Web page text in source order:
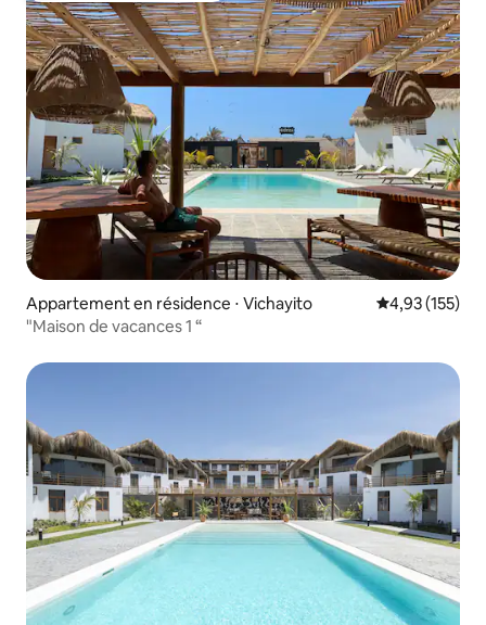
Appartement en résidence ⋅ Vichayito Évaluation
4,93 (155)
"Maison de vacances 1 “